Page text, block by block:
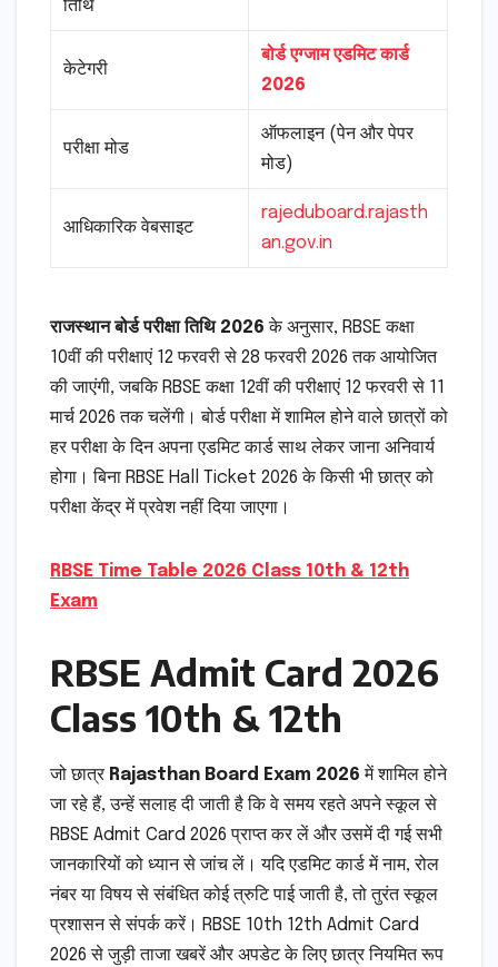
तिथि
केटेगरी
बोर्ड एग्जाम एडमिट कार्ड
2026
परीक्षा मोड
ऑफलाइन (पेन और पेपर
मोड)
आधिकारिक वेबसाइट
rajeduboard.rajasth
an.gov.in
राजस्थान बोर्ड परीक्षा तिथि 2026के अनुसार, RBSE कक्षा
10वीं की परीक्षाएं 12 फरवरी से 28 फरवरी 2026 तक आयोजित
की जाएंगी, जबकि RBSE कक्षा 12वीं की परीक्षाएं 12 फरवरी से 11
मार्च 2026 तक चलेंगी। बोर्ड परीक्षा में शामिल होने वाले छात्रों को
हर परीक्षा के दिन अपना एडमिट कार्ड साथ लेकर जाना अनिवार्य
होगा। बिना RBSE Hall Ticket 2026 के किसी भी छात्र को
परीक्षा केंद्र में प्रवेश नहीं दिया जाएगा।
RBSE Time Table 2026 Class 10th & 12th
Exam
RBSE Admit Card 2026
Class 10th & 12th
जो छात्र Rajasthan Board Exam 2026में शामिल होने
जा रहे हैं, उन्हें सलाह दी जाती है कि वे समय रहते अपने स्कूल से
RBSE Admit Card 2026 प्राप्त कर लें और उसमें दी गई सभी
जानकारियों को ध्यान से जांच लें। यदि एडमिट कार्ड में नाम, रोल
नंबर या विषय से संबंधित कोई त्रुटि पाई जाती है, तो तुरंत स्कूल
प्रशासन से संपर्क करें। RBSE 10th 12th Admit Card
2026 से जुड़ी ताजा खबरें और अपडेट के लिए छात्र नियमित रूप